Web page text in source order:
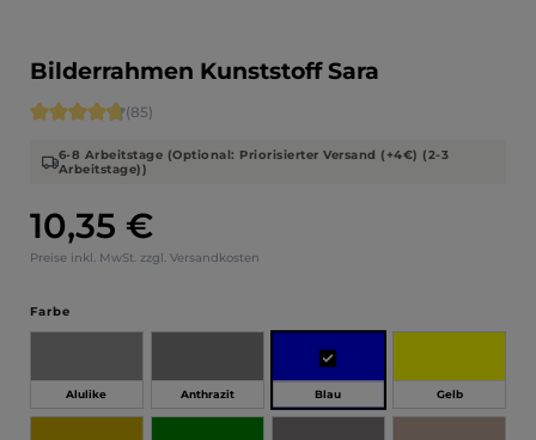
Bilderrahmen Kunststoff Sara
Regulärer Preis:
10,35 €
Preise inkl. MwSt. zzgl. Versandkosten
Durchschnittliche Bewertung von 4.71 von 5 Sternen
(85)
6-8 Arbeitstage (Optional: Priorisierter Versand (+4€) (2-3
Arbeitstage))
Farbeauswählen
Alulike Anthrazit Blau Gelb